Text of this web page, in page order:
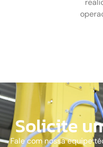
Solicite
Fale com nossa equipe